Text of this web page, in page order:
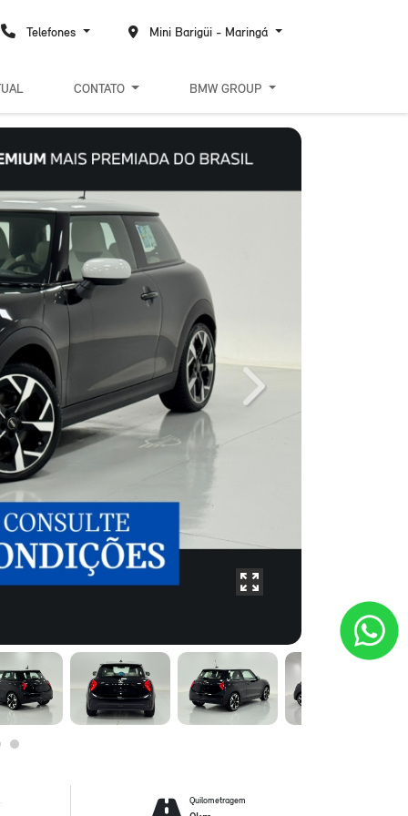
Telefones Mini Barigüi - Maringá
CONTATO BMW GROUP
Next
Quilometragem